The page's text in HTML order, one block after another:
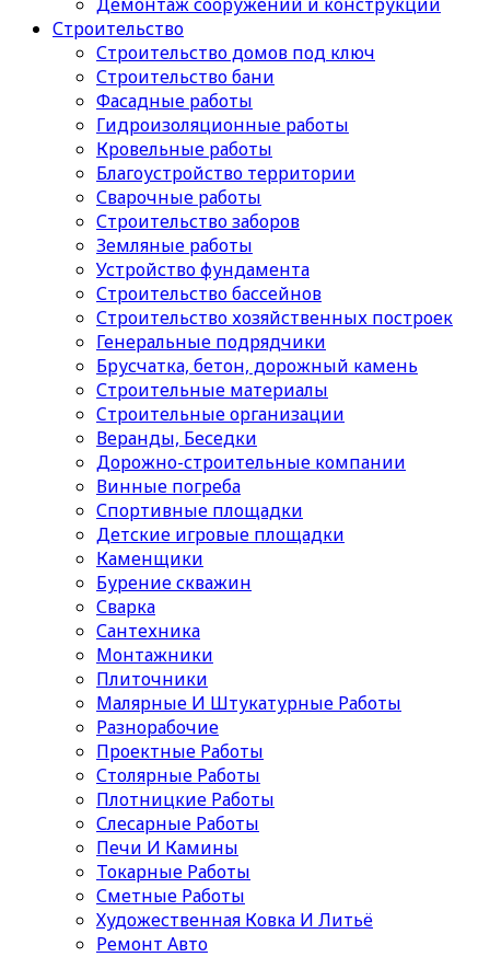
Строительство
Строительство домов под ключ
Строительство бани
Фасадные работы
Гидроизоляционные работы
Кровельные работы
Благоустройство территории
Сварочные работы
Строительство заборов
Земляные работы
Устройство фундамента
Строительство бассейнов
Строительство хозяйственных построек
Генеральные подрядчики
Брусчатка, бетон, дорожный камень
Строительные материалы
Cтроительные организации
Веранды, Беседки
Дорожно-строительные компании
Винные погреба
Спортивные площадки
Детские игровые площадки
Каменщики
Бурение скважин
Сварка
Сантехника
Монтажники
Плиточники
Малярные И Штукатурные Работы
Разнорабочие
Проектные Работы
Столярные Работы
Плотницкие Работы
Слесарные Работы
Печи И Камины
Токарные Работы
Сметные Работы
Художественная Ковка И Литьё
Ремонт Авто